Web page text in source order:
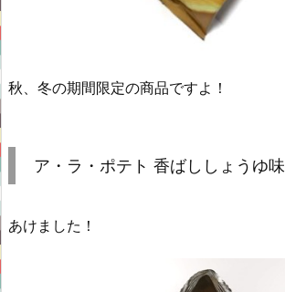
秋、冬の期間限定の商品ですよ！
ア・ラ・ポテト 香ばししょうゆ味
あけました！